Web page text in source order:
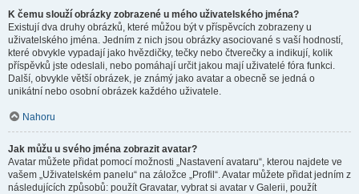
K čemu slouží obrázky zobrazené u mého uživatelského jména?
Existují dva druhy obrázků, které můžou být v příspěvcích zobrazeny u
uživatelského jména. Jedním z nich jsou obrázky asociované s vaší hodností,
které obvykle vypadají jako hvězdičky, tečky nebo čtverečky a indikují, kolik
příspěvků jste odeslali, nebo pomáhají určit jakou mají uživatelé fóra funkci.
Další, obvykle větší obrázek, je známý jako avatar a obecně se jedná o
unikátní nebo osobní obrázek každého uživatele.
Nahoru
Jak můžu u svého jména zobrazit avatar?
Avatar můžete přidat pomocí možnosti „Nastavení avataru“, kterou najdete ve
vašem „Uživatelském panelu“ na záložce „Profil“. Avatar můžete přidat jedním z
následujících způsobů: použít Gravatar, vybrat si avatar v Galerii, použít